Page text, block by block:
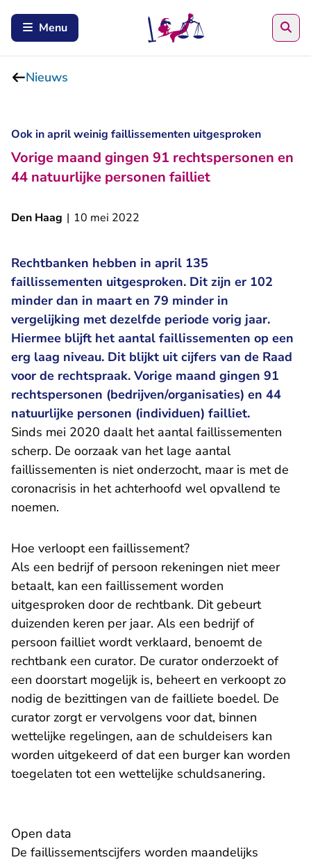
Menu
Nieuws
Ook in april weinig faillissementen uitgesproken
Vorige maand gingen 91 rechtspersonen en
44 natuurlijke personen failliet
Den Haag | 10 mei 2022
Rechtbanken hebben in april 135
faillissementen uitgesproken. Dit zijn er 102
minder dan in maart en 79 minder in
vergelijking met dezelfde periode vorig jaar.
Hiermee blijft het aantal faillissementen op een
erg laag niveau. Dit blijkt uit cijfers van de Raad
voor de rechtspraak. Vorige maand gingen 91
rechtspersonen (bedrijven/organisaties) en 44
natuurlijke personen (individuen) failliet.
Sinds mei 2020 daalt het aantal faillissementen
scherp. De oorzaak van het lage aantal
faillissementen is niet onderzocht, maar is met de
coronacrisis in het achterhoofd wel opvallend te
noemen.
Hoe verloopt een faillissement?
Als een bedrijf of persoon rekeningen niet meer
betaalt, kan een faillissement worden
uitgesproken door de rechtbank. Dit gebeurt
duizenden keren per jaar. Als een bedrijf of
persoon failliet wordt verklaard, benoemt de
rechtbank een curator. De curator onderzoekt of
een doorstart mogelijk is, beheert en verkoopt zo
nodig de bezittingen van de failliete boedel. De
curator zorgt er vervolgens voor dat, binnen
wettelijke regelingen, aan de schuldeisers kan
worden uitgekeerd of dat een burger kan worden
toegelaten tot een wettelijke schuldsanering.
Open data
De faillissementscijfers worden maandelijks